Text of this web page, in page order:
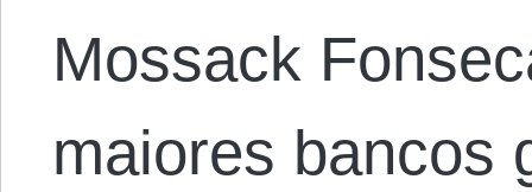
Mossack
maiores bancos